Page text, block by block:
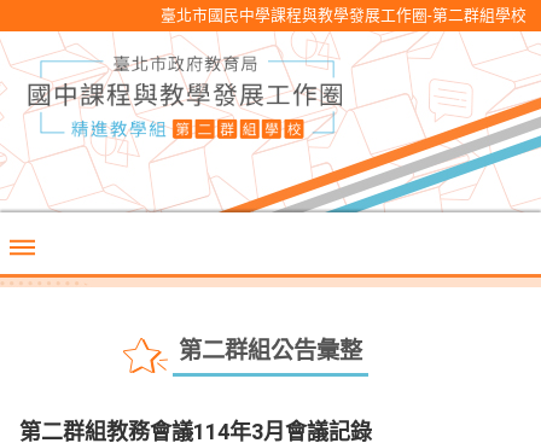
臺北市國民中學課程與教學發展工作圈-第二群組學校
第二群組公告彙整
第二群組教務會議114年3月會議記錄